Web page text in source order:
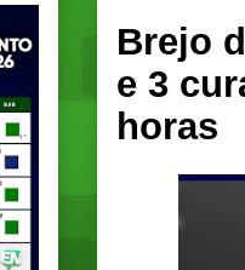
Brejo
e 3
horas